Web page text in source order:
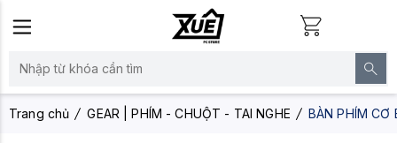
Trang chủ GEAR | PHÍM - CHUỘT - TAI NGHE BÀN PHÍM CƠ